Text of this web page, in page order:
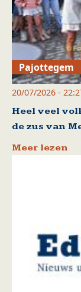
Pajottegem
20/07/2026 -
Heel veel
de zus van
Meer lezen